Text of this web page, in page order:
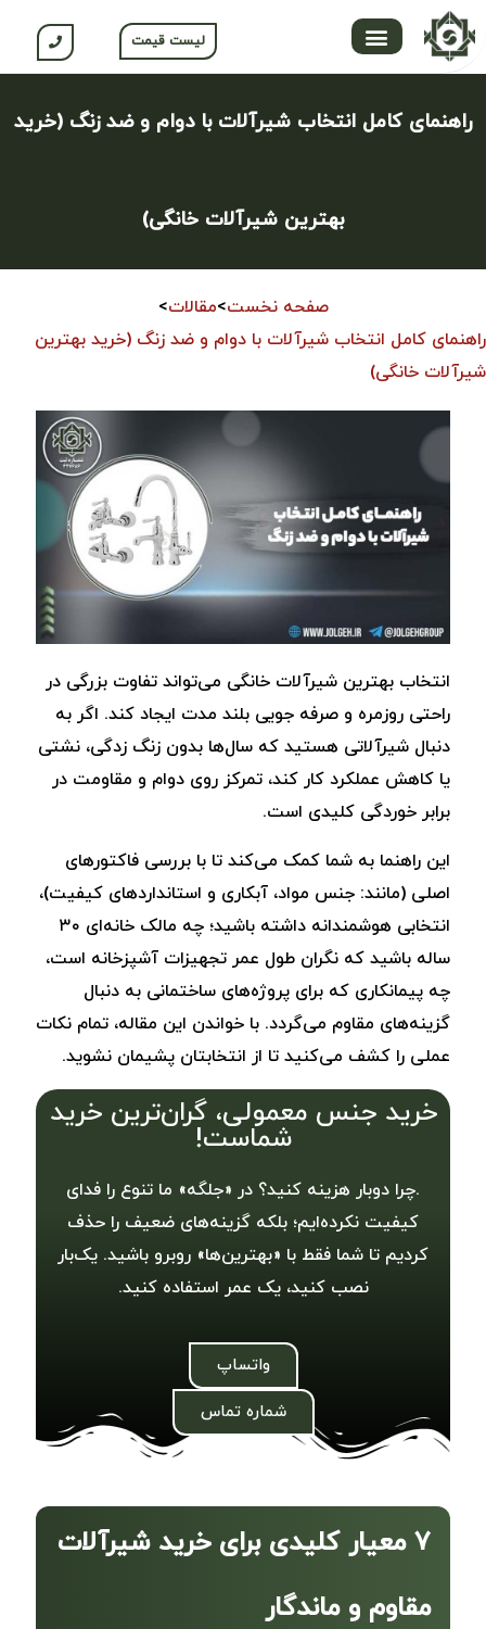
لیست قیمت
راهنمای کامل انتخاب شیرآلات با دوام و ضد زنگ (خرید
بهترین شیرآلات خانگی)
صفحه نخست>مقالات>
راهنمای کامل انتخاب شیرآلات با دوام و ضد زنگ (خرید بهترین
شیرآلات خانگی)
انتخاب بهترین شیرآلات خانگی می‌تواند تفاوت بزرگی در
راحتی روزمره و صرفه ‌جویی بلند مدت ایجاد کند. اگر به
دنبال شیرآلاتی هستید که سال‌ها بدون زنگ‌ زدگی، نشتی
یا کاهش عملکرد کار کند، تمرکز روی دوام و مقاومت در
برابر خوردگی کلیدی است.
این راهنما به شما کمک می‌کند تا با بررسی فاکتورهای
اصلی (مانند: جنس مواد، آبکاری و استانداردهای کیفیت)،
انتخابی هوشمندانه داشته باشید؛ چه مالک خانه‌ای ۳۰
ساله باشید که نگران طول عمر تجهیزات آشپزخانه است،
چه پیمانکاری که برای پروژه‌های ساختمانی به دنبال
گزینه‌های مقاوم می‌گردد. با خواندن این مقاله، تمام نکات
عملی را کشف می‌کنید تا از انتخابتان پشیمان‌ نشوید.
خرید جنس معمولی، گران‌ترین خرید
شماست!
.چرا دوبار هزینه کنید؟ در «جلگه» ما تنوع را فدای
کیفیت نکرده‌ایم؛ بلکه گزینه‌های ضعیف را حذف
کردیم تا شما فقط با «بهترین‌ها» روبرو باشید. یک‌بار
نصب کنید، یک عمر استفاده کنید.
واتساپ
شماره تماس
۷ معیار کلیدی برای خرید شیرآلات
مقاوم و ماندگار